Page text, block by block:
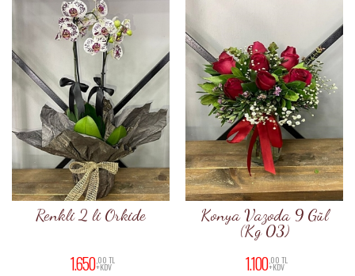
Renkli 2 li Orkide
1.650 ,00 TL
+KDV
Konya Vazoda 9 Gül
(Kg 03)
1.100,00 TL
+KDV